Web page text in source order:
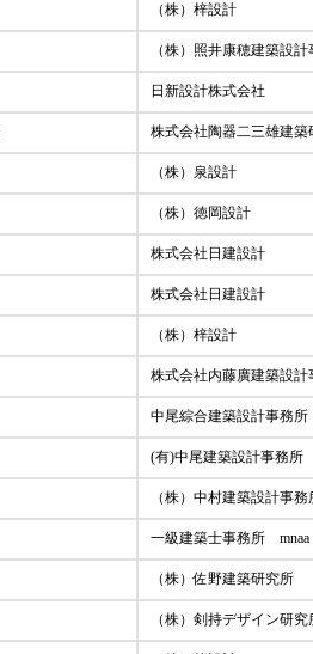
（株）梓設計
（株）照井康穂建築設
日新設計株式会社
株式会社陶器二三雄建
（株）泉設計
（株）徳岡設計
株式会社日建設計
株式会社日建設計
（株）梓設計
株式会社内藤廣建築設
中尾綜合建築設計事務所
(有)中尾建築設計事務所
（株）中村建築設計事
一級建築士事務所 mnaa
（株）佐野建築研究所
（株）剣持デザイン研